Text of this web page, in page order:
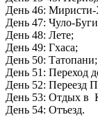
День 46: Миристи-
День 47: Чуло-
День 48: Лете;
День 49: Гхаса;
День 50: Татопани;
День 51: Переход
День 52: Переезд
День 53: Отдых в
День 54: Отъезд.